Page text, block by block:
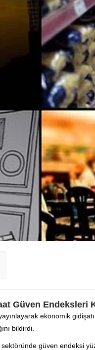
Güven Endeksleri
ekonomik
bildirdi.
güven endeksi